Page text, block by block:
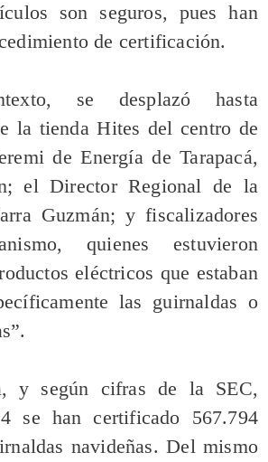
son seguros, pues han
de certificación.
se desplazó hasta
la tienda Hites del centro de
de Energía de Tarapacá,
el Director Regional de la
Guzmán; y fiscalizadores
quienes estuvieron
eléctricos que estaban
las guirnaldas o
y según cifras de la SEC,
se han certificado 567.794
navideñas. Del mismo